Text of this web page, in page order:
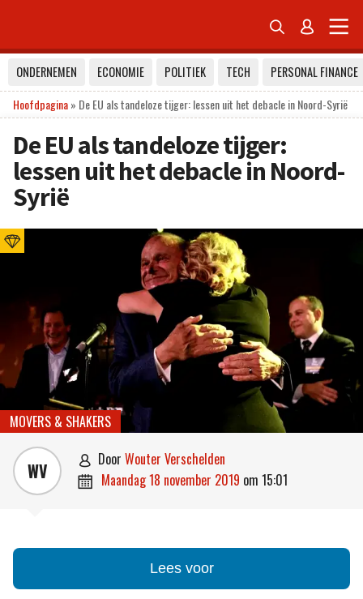
 
ONDERNEMEN ECONOMIE POLITIEK TECH
PERSONAL FINANCE
Hoofdpagina» De EU als tandeloze tijger: lessen uit het debacle in Noord-Syrië
De EU als tandeloze tijger:
lessen uit het debacle in Noord-
Syrië
MOVERS & SHAKERS
WV  door Wouter Verschelden
 maandag 18 november 2019 om 15:01
Lees voor